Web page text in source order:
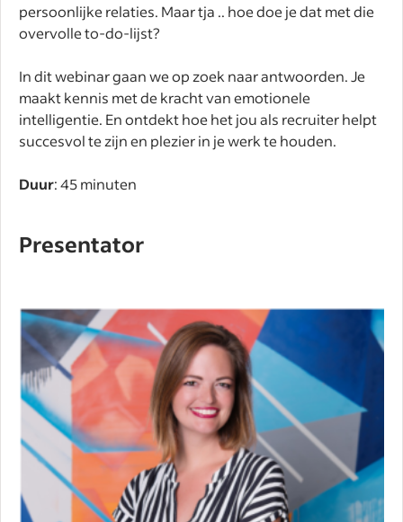
persoonlijke relaties. Maar tja .. hoe doe je dat met die
overvolle to-do-lijst?
In dit webinar gaan we op zoek naar antwoorden. Je
maakt kennis met de kracht van emotionele
intelligentie. En ontdekt hoe het jou als recruiter helpt
succesvol te zijn en plezier in je werk te houden.
Duur: 45 minuten
Presentator